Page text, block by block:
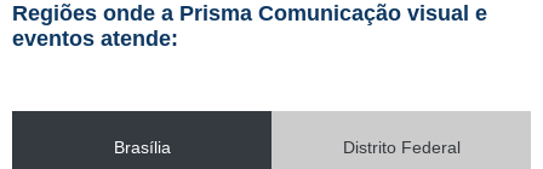
Regiões onde a Prisma Comunicação visual e
eventos atende:
Brasília Distrito Federal